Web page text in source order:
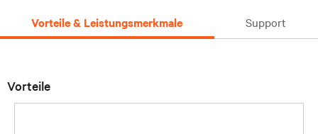
Vorteile & Leistungsmerkmale Support
Vorteile